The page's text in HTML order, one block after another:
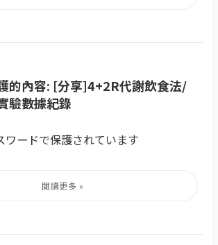
的內容: [分享]4+2R代謝飲食法/
驗數據紀錄
ワードで保護されています